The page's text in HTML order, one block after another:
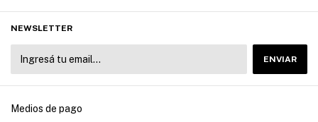
NEWSLETTER
Medios de pago